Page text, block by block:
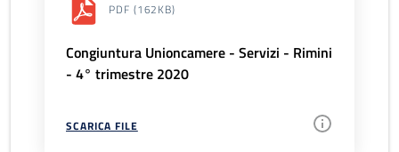
PDF (162KB)
Congiuntura Unioncamere - Servizi - Rimini
- 4° trimestre 2020
SCARICA FILE